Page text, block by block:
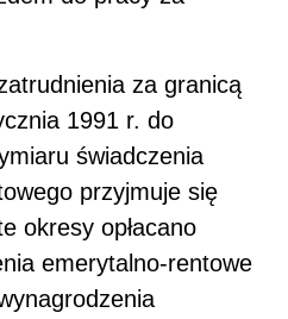
za granicą
1991 r. do
świadczenia
przyjmuje się
okresy opłacano
emerytalno-rentowe